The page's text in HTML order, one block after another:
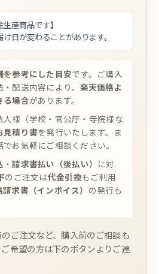
産商品です】
日が変わることがあります。
を参考にした目安です。ご購入
配送内容により、 楽天価格よ
る場合があります。
様（学校・官公庁・寺院様な
見積り書を発行いたします。ま
お気軽にご相談ください。
・請求書払い（後払い） に対
のご注文は代金引換もご利用
請求書（インボイス） の発行も
ご注文など、購入前のご相談も
希望の方は下のボタンよりご連